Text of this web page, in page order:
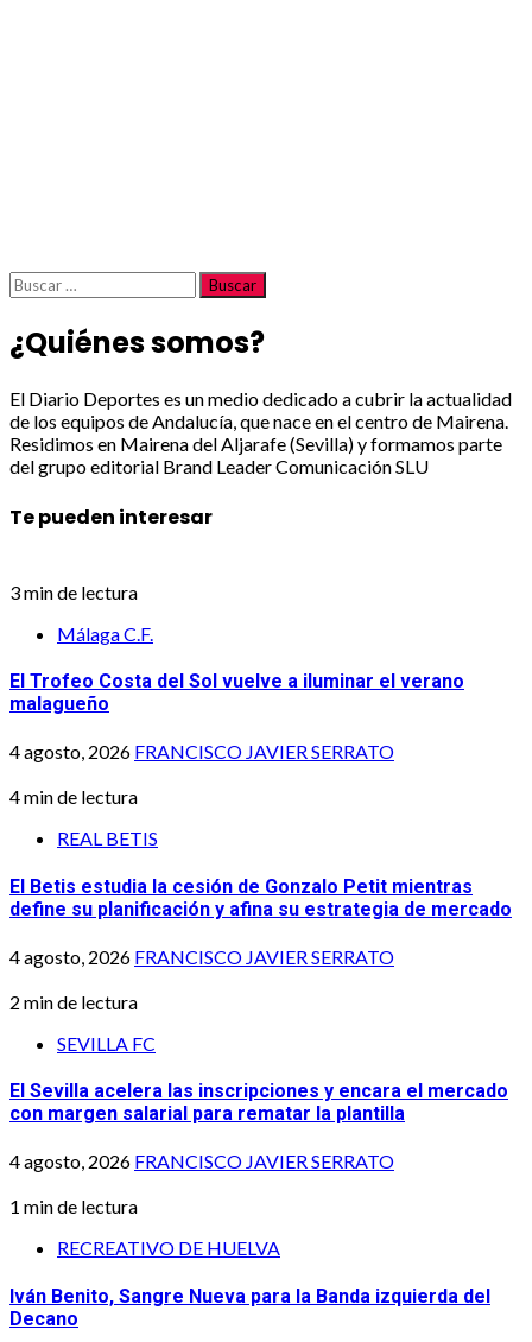
Buscar:
¿Quiénes somos?
El Diario Deportes es un medio dedicado a cubrir la actualidad
de los equipos de Andalucía, que nace en el centro de Mairena.
Residimos en Mairena del Aljarafe (Sevilla) y formamos parte
del grupo editorial Brand Leader Comunicación SLU
Te pueden interesar
3 min de lectura
Málaga C.F.
El Trofeo Costa del Sol vuelve a iluminar el verano
malagueño
4 agosto, 2026 FRANCISCO JAVIER SERRATO
4 min de lectura
REAL BETIS
El Betis estudia la cesión de Gonzalo Petit mientras
define su planificación y afina su estrategia de mercado
4 agosto, 2026 FRANCISCO JAVIER SERRATO
2 min de lectura
SEVILLA FC
El Sevilla acelera las inscripciones y encara el mercado
con margen salarial para rematar la plantilla
4 agosto, 2026 FRANCISCO JAVIER SERRATO
1 min de lectura
RECREATIVO DE HUELVA
Iván Benito, Sangre Nueva para la Banda izquierda del
Decano